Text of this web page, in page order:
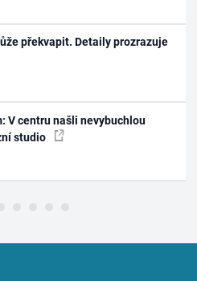
překvapit. Detaily prozrazuje
V centru našli nevybuchlou
studio